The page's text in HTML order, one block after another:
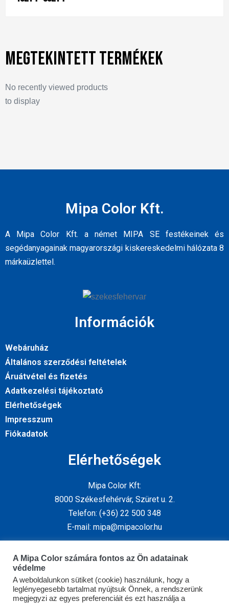
Megtekintett termékek
No recently viewed products
to display
Mipa Color Kft.
A Mipa Color Kft. a német MIPA SE festékeinek és
segédanyagainak magyarországi kiskereskedelmi hálózata 8
márkaüzlettel.
Információk
Webáruház
Általános szerződési feltételek
Áruátvétel és fizetés
Adatkezelési tájékoztató
Elérhetőségek
Impresszum
Fiókadatok
Elérhetőségek
Mipa Color Kft:
8000 Székesfehérvár, Szüret u. 2.
Telefon: (+36) 22 500 348
E-mail: mipa@mipacolor.hu
Kövess minket
A Mipa Color számára fontos az Ön adatainak
védelme
A weboldalunkon sütiket (cookie) használunk, hogy a
leglényegesebb tartalmat nyújtsuk Önnek, a rendszerünk
megjegyzi az egyes preferenciáit és ezt használja a